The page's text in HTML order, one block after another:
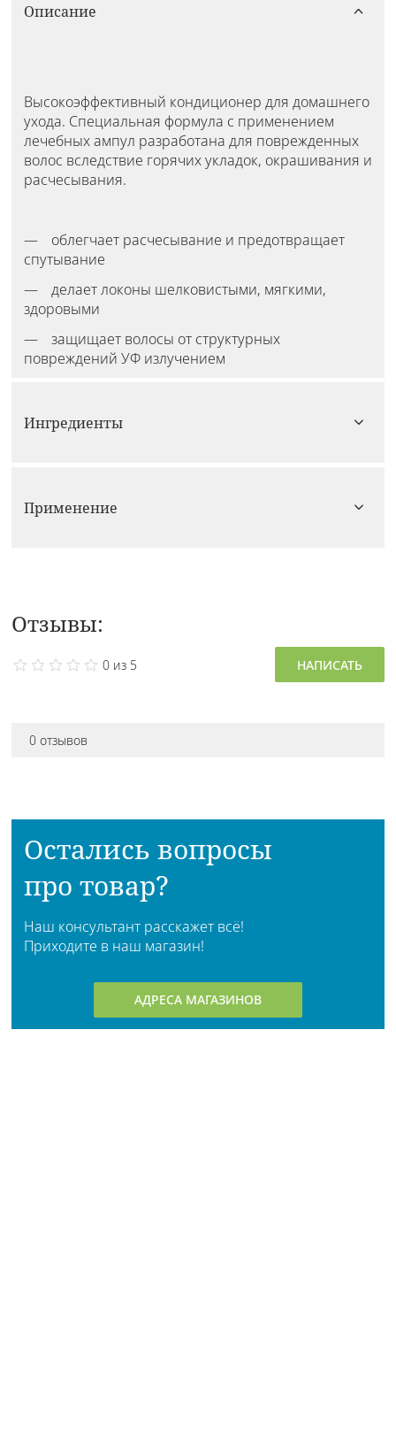
Описание
Высокоэффективный кондиционер для домашнего
ухода. Специальная формула с применением
лечебных ампул разработана для поврежденных
волос вследствие горячих укладок, окрашивания и
расчесывания.
облегчает расчесывание и предотвращает
спутывание
делает локоны шелковистыми, мягкими,
здоровыми
защищает волосы от структурных
повреждений УФ излучением
Ингредиенты
Применение
Отзывы:
0 из 5 НАПИСАТЬ
0 отзывов
Остались вопросы
про товар?
Наш консультант расскажет всё!
Приходите в наш магазин!
АДРЕСА МАГАЗИНОВ